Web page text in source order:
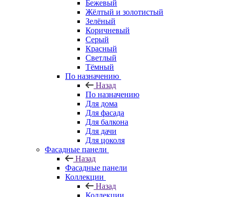
Бежевый
Жёлтый и золотистый
Зелёный
Коричневый
Серый
Красный
Светлый
Тёмный
По назначению
Назад
По назначению
Для дома
Для фасада
Для балкона
Для дачи
Для цоколя
Фасадные панели
Назад
Фасадные панели
Коллекции
Назад
Коллекции